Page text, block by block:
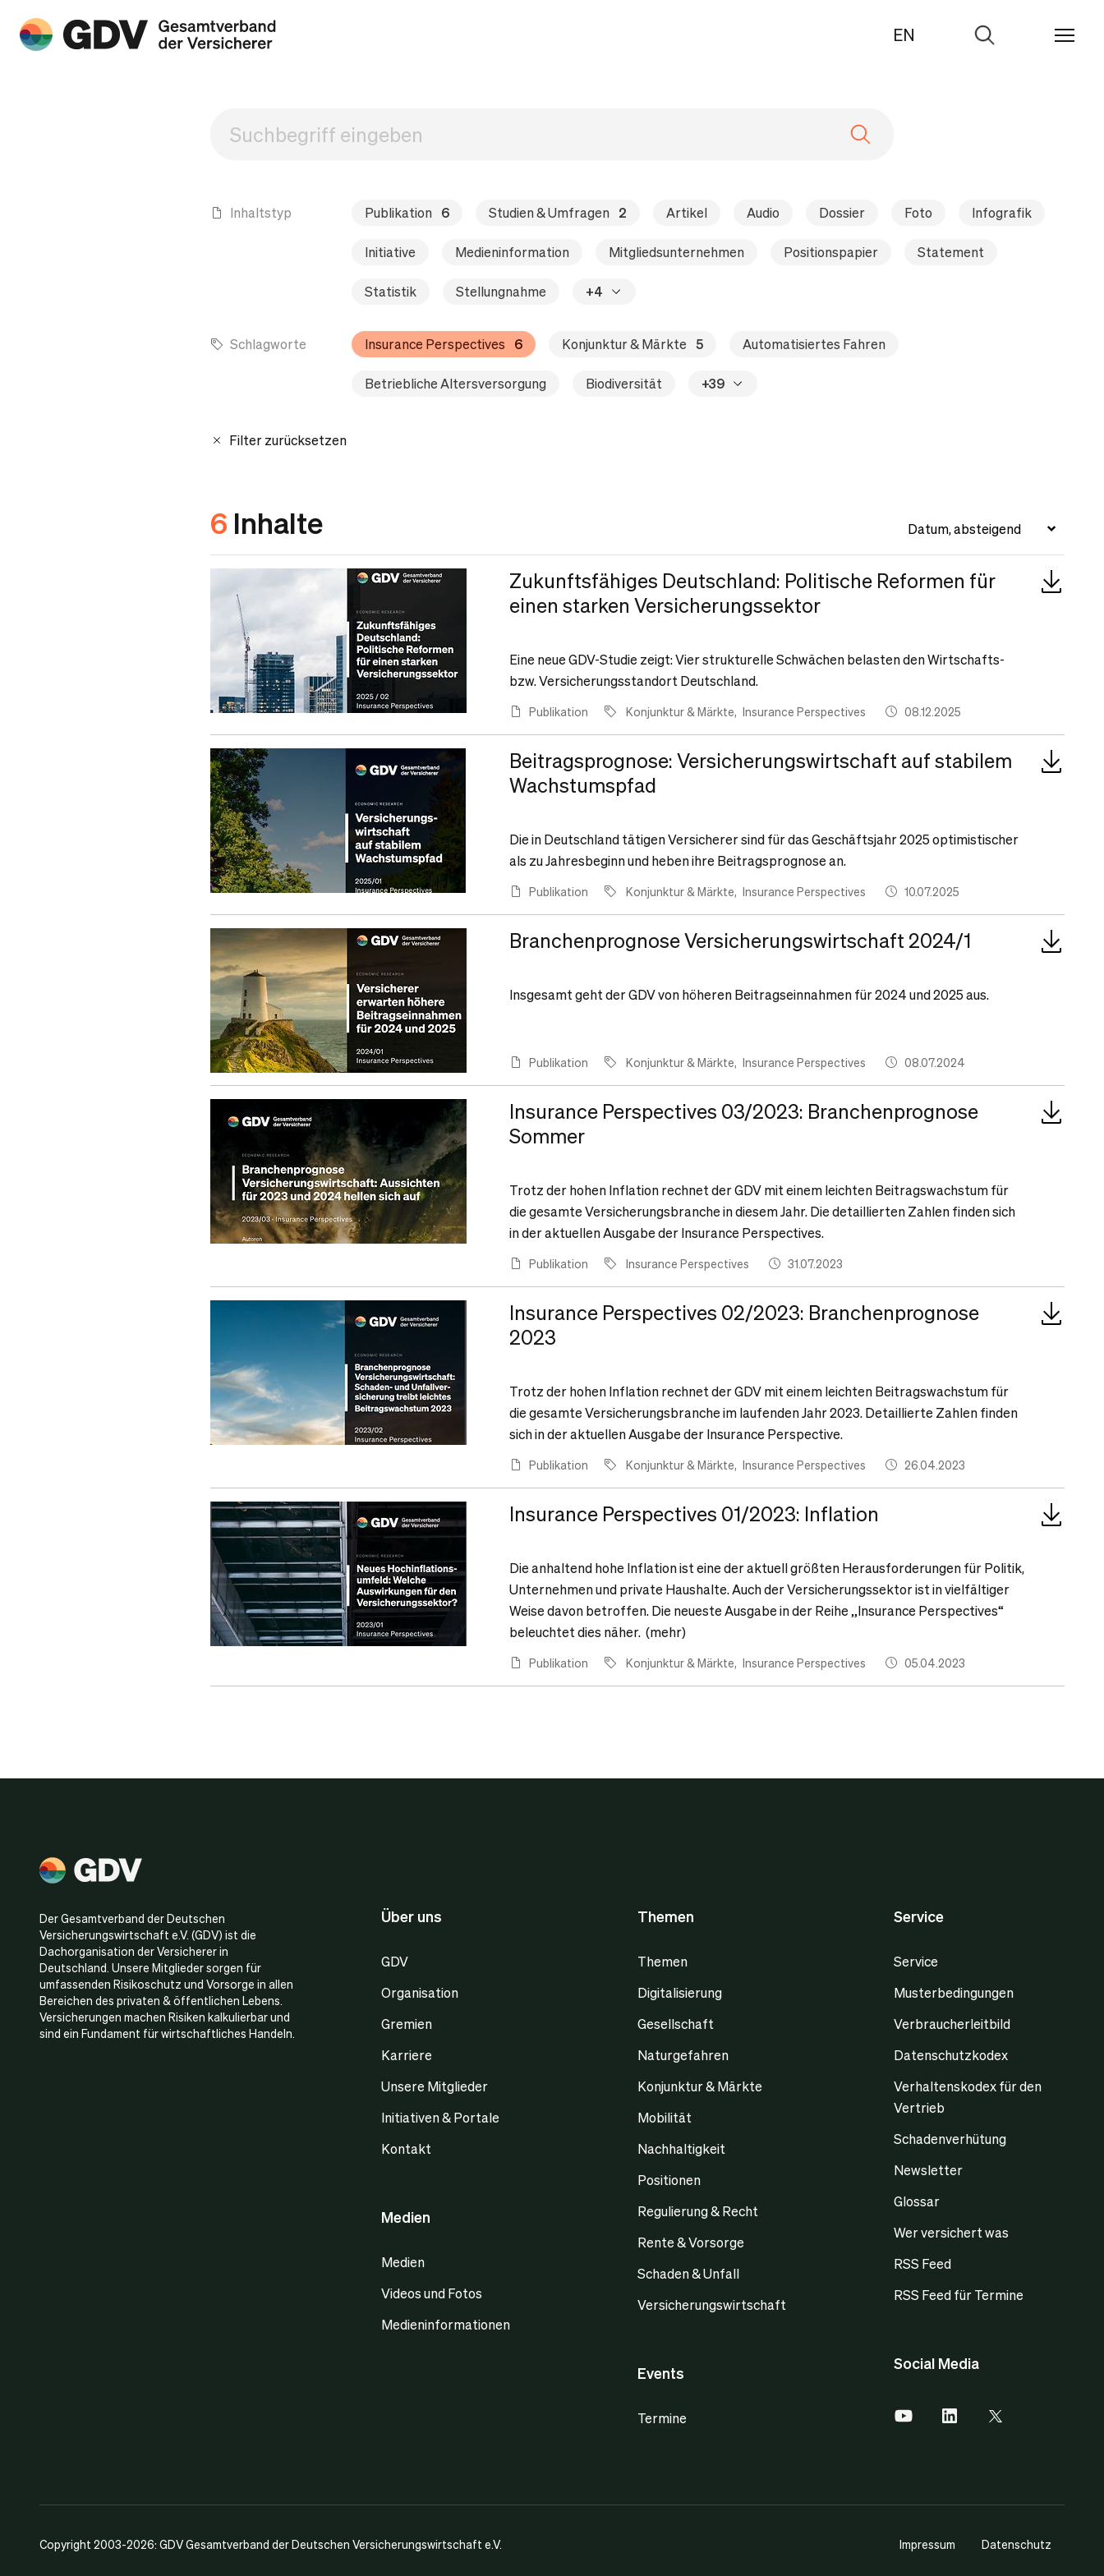
EN
Zur
Inhaltstyp Publikation 6 Studien & Umfragen 2 Artikel Audio Dossier Foto Infografik
Initiative Medieninformation Mitgliedsunternehmen Positionspapier Statement
Statistik Stellungnahme +4
Schlagworte Insurance Perspectives 6 Konjunktur & Märkte 5 Automatisiertes Fahren
Betriebliche Altersversorgung Biodiversität +39
Filter zurücksetzen
6 Inhalte
Zukunftsfähiges Deutschland: Politische Reformen für
einen starken Versicherungssektor
Eine neue GDV-Studie zeigt: Vier strukturelle Schwächen belasten den Wirtschafts-
bzw. Versicherungsstandort Deutschland.
Publikation Konjunktur & Märkte Insurance Perspectives 08.12.2025
Beitragsprognose: Versicherungswirtschaft auf stabilem
Wachstumspfad
Die in Deutschland tätigen Versicherer sind für das Geschäftsjahr 2025 optimistischer
als zu Jahresbeginn und heben ihre Beitragsprognose an.
Publikation Konjunktur & Märkte Insurance Perspectives 10.07.2025
Branchenprognose Versicherungswirtschaft 2024/1
Insgesamt geht der GDV von höheren Beitragseinnahmen für 2024 und 2025 aus.
Publikation Konjunktur & Märkte Insurance Perspectives 08.07.2024
Insurance Perspectives 03/2023: Branchenprognose
Sommer
Trotz der hohen Inflation rechnet der GDV mit einem leichten Beitragswachstum für
die gesamte Versicherungsbranche in diesem Jahr. Die detaillierten Zahlen finden sich
in der aktuellen Ausgabe der Insurance Perspectives.
Publikation Insurance Perspectives 31.07.2023
Insurance Perspectives 02/2023: Branchenprognose
2023
Trotz der hohen Inflation rechnet der GDV mit einem leichten Beitragswachstum für
die gesamte Versicherungsbranche im laufenden Jahr 2023. Detaillierte Zahlen finden
sich in der aktuellen Ausgabe der Insurance Perspective.
Publikation Konjunktur & Märkte Insurance Perspectives 26.04.2023
Insurance Perspectives 01/2023: Inflation
Die anhaltend hohe Inflation ist eine der aktuell größten Herausforderungen für Politik,
Unternehmen und private Haushalte. Auch der Versicherungssektor ist in vielfältiger
Weise davon betroffen. Die neueste Ausgabe in der Reihe „Insurance Perspectives“
beleuchtet dies näher. (mehr)
Publikation Konjunktur & Märkte Insurance Perspectives 05.04.2023
Der Gesamtverband der Deutschen
Versicherungswirtschaft e.V. (GDV) ist die
Dachorganisation der Versicherer in
Deutschland. Unsere Mitglieder sorgen für
umfassenden Risikoschutz und Vorsorge in allen
Bereichen des privaten & öffentlichen Lebens.
Versicherungen machen Risiken kalkulierbar und
sind ein Fundament für wirtschaftliches Handeln.
Über uns
GDV
Organisation
Gremien
Karriere
Unsere Mitglieder
Initiativen & Portale
Kontakt
Medien
Medien
Videos und Fotos
Medieninformationen
Themen
Themen
Digitalisierung
Gesellschaft
Naturgefahren
Konjunktur & Märkte
Mobilität
Nachhaltigkeit
Positionen
Regulierung & Recht
Rente & Vorsorge
Schaden & Unfall
Versicherungswirtschaft
Events
Termine
Service
Service
Musterbedingungen
Verbraucherleitbild
Datenschutzkodex
Verhaltenskodex für den
Vertrieb
Schadenverhütung
Newsletter
Glossar
Wer versichert was
RSS Feed
RSS Feed für Termine
Social Media
Copyright 2003-2026: GDV Gesamtverband der Deutschen Versicherungswirtschaft e.V. Impressum Datenschutz